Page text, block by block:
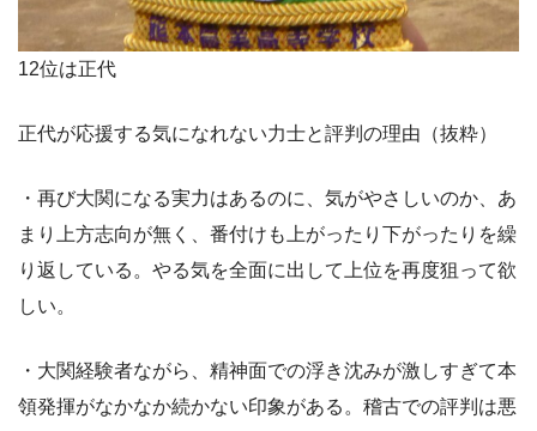
12位は正代
正代が応援する気になれない力士と評判の理由（抜粋）
・再び大関になる実力はあるのに、気がやさしいのか、あ
まり上方志向が無く、番付けも上がったり下がったりを繰
り返している。やる気を全面に出して上位を再度狙って欲
しい。
・大関経験者ながら、精神面での浮き沈みが激しすぎて本
領発揮がなかなか続かない印象がある。稽古での評判は悪